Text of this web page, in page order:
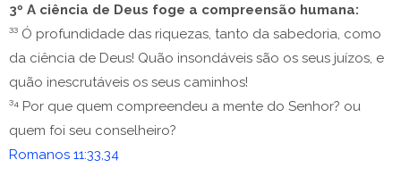
3º A ciência de Deus foge a compreensão humana:
³³ Ó profundidade das riquezas, tanto da sabedoria, como
da ciência de Deus! Quão insondáveis são os seus juízos, e
quão inescrutáveis os seus caminhos!
³⁴ Por que quem compreendeu a mente do Senhor? ou
quem foi seu conselheiro?
Romanos 11:33,34